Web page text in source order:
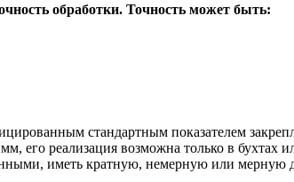
обработки. Точность может быть:
стандартным показателем
его реализация возможна только в
иметь кратную, немерную или мерную